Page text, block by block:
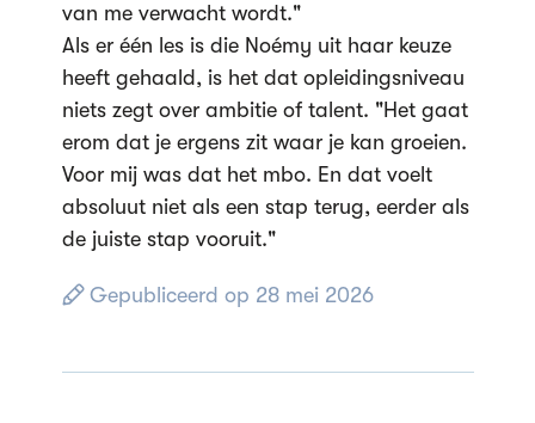
van me verwacht wordt."
Als er één les is die Noémy uit haar keuze
heeft gehaald, is het dat opleidingsniveau
niets zegt over ambitie of talent. "Het gaat
erom dat je ergens zit waar je kan groeien.
Voor mij was dat het mbo. En dat voelt
absoluut niet als een stap terug, eerder als
de juiste stap vooruit."
Gepubliceerd op 28 mei 2026